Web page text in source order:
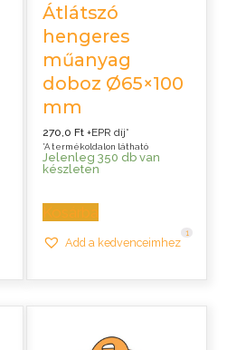
Átlátszó
hengeres
műanyag
doboz Ø65×100
mm
270,0Ft +EPR díj*
*A termékoldalon látható
Jelenleg 350 db van
készleten
Kosárba
Add a kedvenceimhez
1